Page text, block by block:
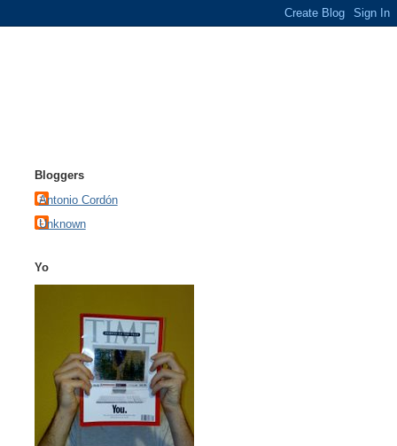
Bloggers
Antonio Cordón
Unknown
Yo